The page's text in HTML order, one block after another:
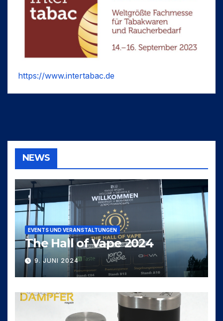
https://www.intertabac.de
NEWS
EVENTS UND VERANSTALTUNGEN
The Hall of Vape 2024
9. JUNI 2024